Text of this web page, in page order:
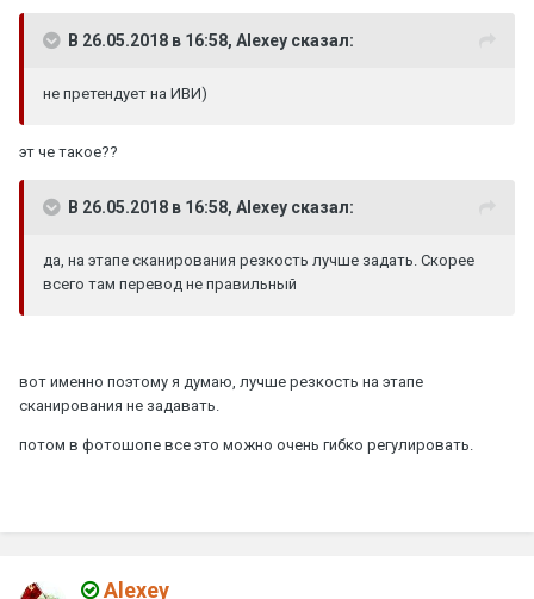
В 26.05.2018 в 16:58, Alexey сказал:
не претендует на ИВИ)
эт че такое??
В 26.05.2018 в 16:58, Alexey сказал:
да, на этапе сканирования резкость лучше задать. Скорее
всего там перевод не правильный
вот именно поэтому я думаю, лучше резкость на этапе
сканирования не задавать.
потом в фотошопе все это можно очень гибко регулировать.
Alexey